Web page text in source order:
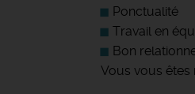
Ponctualité
Travail en
Bon
Vous vous